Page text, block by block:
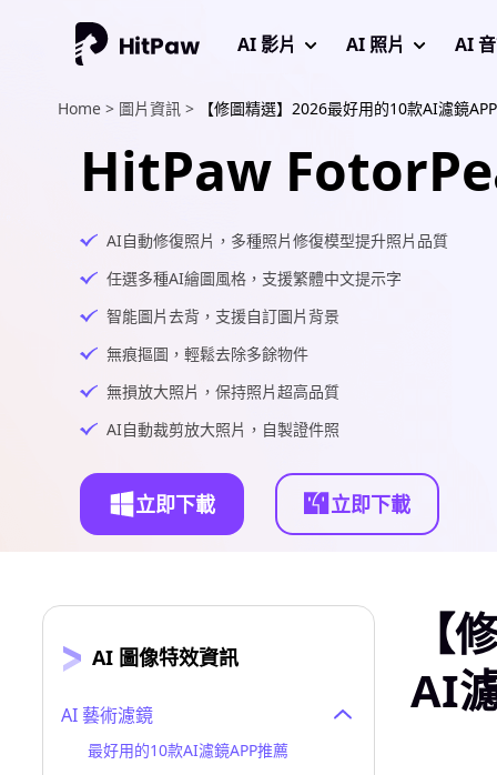
AI 影片 AI 照片 AI
Home > 圖片資訊 > 【修圖精選】2026最好用的10款AI濾鏡
HitPaw
AI自動修復照片，多種照片修復模型提升照片品質
任選多種AI繪圖風格，支援繁體中文提示字
智能圖片去背，支援自訂圖片背景
無痕摳圖，輕鬆去除多餘物件
無損放大照片，保持照片超高品質
AI自動裁剪放大照片，自製證件照
立即下載 立即下載
AI 圖像特效資訊
AI 藝術濾鏡
最好用的10款AI濾鏡APP推薦
【
AI